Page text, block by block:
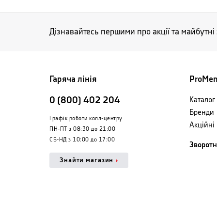
Дізнавайтесь першими про акції та майбутні
Гаряча лінія
0 (800) 402 204
Графік роботи колл-центру
ПН-ПТ з 08:30 до 21:00
СБ-НД з 10:00 до 17:00
Знайти магазин
Каталог
Бренди
Акційні